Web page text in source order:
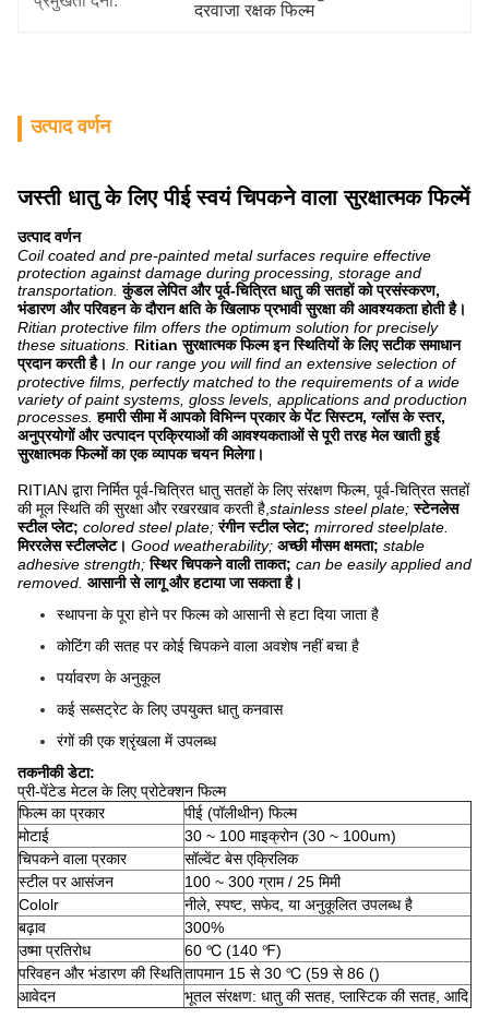
दरवाजा रक्षक फिल्म
उत्पाद वर्णन
जस्ती धातु के लिए पीई स्वयं चिपकने वाला सुरक्षात्मक फिल्में
उत्पाद वर्णन
Coil coated and pre-painted metal surfaces require effective
protection against damage during processing, storage and
transportation. कुंडल लेपित और पूर्व-चित्रित धातु की सतहों को प्रसंस्करण,
भंडारण और परिवहन के दौरान क्षति के खिलाफ प्रभावी सुरक्षा की आवश्यकता होती है।
Ritian protective film offers the optimum solution for precisely
these situations. Ritian सुरक्षात्मक फिल्म इन स्थितियों के लिए सटीक समाधान
प्रदान करती है। In our range you will find an extensive selection of
protective films, perfectly matched to the requirements of a wide
variety of paint systems, gloss levels, applications and production
processes. हमारी सीमा में आपको विभिन्न प्रकार के पेंट सिस्टम, ग्लॉस के स्तर,
अनुप्रयोगों और उत्पादन प्रक्रियाओं की आवश्यकताओं से पूरी तरह मेल खाती हुई
सुरक्षात्मक फिल्मों का एक व्यापक चयन मिलेगा।
RITIAN द्वारा निर्मित पूर्व-चित्रित धातु सतहों के लिए संरक्षण फिल्म, पूर्व-चित्रित सतहों
की मूल स्थिति की सुरक्षा और रखरखाव करती है, stainless steel plate; स्टेनलेस
स्टील प्लेट; colored steel plate; रंगीन स्टील प्लेट; mirrored steelplate.
मिररलेस स्टीलप्लेट। Good weatherability; अच्छी मौसम क्षमता; stable
adhesive strength; स्थिर चिपकने वाली ताकत; can be easily applied and
removed. आसानी से लागू और हटाया जा सकता है।
स्थापना के पूरा होने पर फिल्म को आसानी से हटा दिया जाता है
कोटिंग की सतह पर कोई चिपकने वाला अवशेष नहीं बचा है
पर्यावरण के अनुकूल
कई सब्सट्रेट के लिए उपयुक्त धातु कनवास
रंगों की एक श्रृंखला में उपलब्ध
तकनीकी डेटा:
प्री-पेंटेड मेटल के लिए प्रोटेक्शन फिल्म
फिल्म का प्रकार
पीई (पॉलीथीन) फिल्म
मोटाई
30 ~ 100 माइक्रोन (30 ~ 100um)
चिपकने वाला प्रकार
सॉल्वेंट बेस एक्रिलिक
स्टील पर आसंजन
100 ~ 300 ग्राम / 25 मिमी
Cololr
नीले, स्पष्ट, सफेद, या अनुकूलित उपलब्ध है
बढ़ाव
300%
उष्मा प्रतिरोध
60 ℃ (140 ℉)
परिवहन और भंडारण की स्थितितापमान 15 से 30 ℃ (59 से 86 ()
आवेदन
भूतल संरक्षण: धातु की सतह, प्लास्टिक की सतह, आदि